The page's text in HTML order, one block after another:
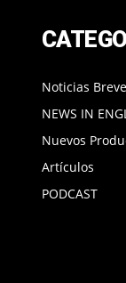
Noticias
NEWS IN
Nuevos
Artículos
PODCAST